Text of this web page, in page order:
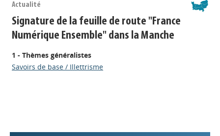
Actualité
Signature de la feuille de route "France
Numérique Ensemble" dans la Manche
1 - Thèmes généralistes
Savoirs de base / Illettrisme